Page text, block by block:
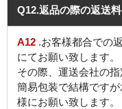
Q12.返品の際の返送
A12 .お客様都合での
にてお願い致します。
その際、運送会社の指
簡易包装で結構です
様にお願い致します。